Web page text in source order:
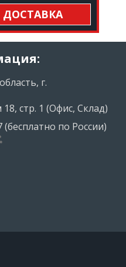
ДОСТАВКА
г.
стр. 1 (Офис, Склад)
(бесплатно по России)